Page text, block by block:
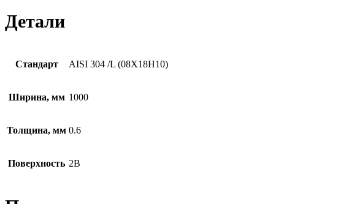
Детали
Стандарт AISI 304 /L (08Х18Н10)
Ширина, мм 1000
Толщина, мм 0.6
Поверхность 2B